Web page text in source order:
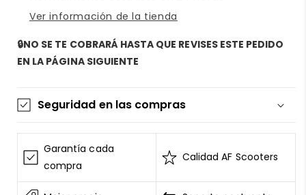
/
5
Pro
Max
botón
cambia
tu
modo
y
Pro
/
5
Pro
Max
botón
cambia
tu
y
Ver información de la tienda
🔒NO SE TE COBRARÁ HASTA QUE REVISES ESTE PEDIDO
EN LA PÁGINA SIGUIENTE
Seguridad en las compras
La información de las tarjetas se mantiene
segura y sin riesgos
AF SCOOTERS
sigue el Estándar de Seguridad de
Datos para la Industria de Tarjeta de Pago
Garantía cada
compra
Calidad AF Scooters